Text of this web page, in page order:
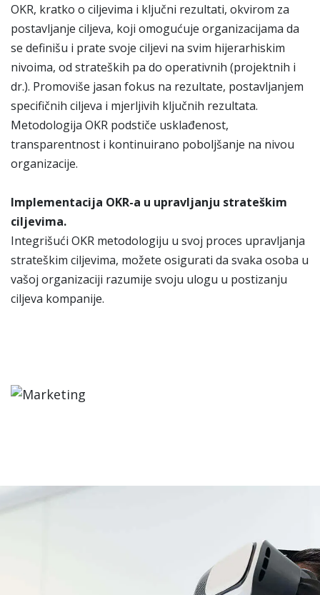
OKR, kratko o ciljevima i ključni rezultati, okvirom za
postavljanje ciljeva, koji omogućuje organizacijama da
se definišu i prate svoje ciljevi na svim hijerarhiskim
nivoima, od strateških pa do operativnih (projektnih i
dr.). Promoviše jasan fokus na rezultate, postavljanjem
specifičnih ciljeva i mjerljivih ključnih rezultata.
Metodologija OKR podstiče usklađenost,
transparentnost i kontinuirano poboljšanje na nivou
organizacije.
Implementacija OKR-a u upravljanju strateškim
ciljevima.
Integrišući OKR metodologiju u svoj proces upravljanja
strateškim ciljevima, možete osigurati da svaka osoba u
vašoj organizaciji razumije svoju ulogu u postizanju
ciljeva kompanije.